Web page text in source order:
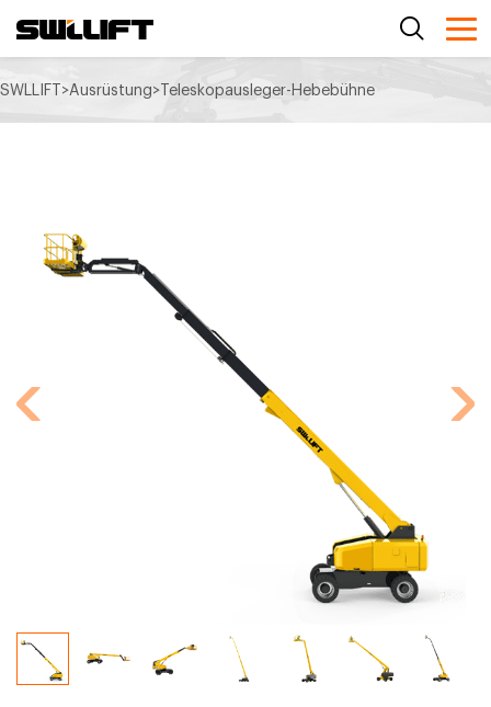
SWLLIFT>Ausrüstung>Teleskopausleger-Hebebühne